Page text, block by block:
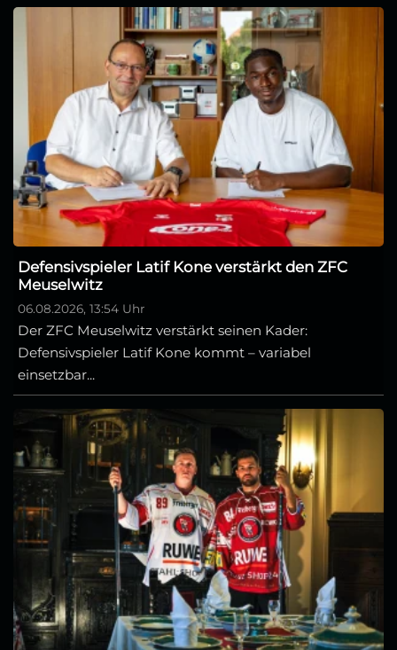
Defensivspieler Latif Kone verstärkt den ZFC
Meuselwitz
06.08.2026, 13:54 Uhr
Der ZFC Meuselwitz verstärkt seinen Kader:
Defensivspieler Latif Kone kommt – variabel
einsetzbar...